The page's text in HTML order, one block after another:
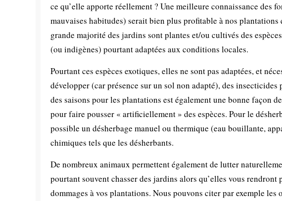
ce qu’elle apporte réellement ? Une meilleure connaissance des
mauvaises habitudes) serait bien plus profitable à nos
grande majorité des jardins sont plantes et/ou cultivés des
(ou indigènes) pourtant adaptées aux conditions locales.
Pourtant ces espèces exotiques, elles ne sont pas adaptées, et
développer (car présence sur un sol non adapté), des
des saisons pour les plantations est également une bonne façon
pour faire pousser « artificiellement » des espèces. Pour le
possible un désherbage manuel ou thermique (eau bouillante,
chimiques tels que les désherbants.
De nombreux animaux permettent également de lutter
pourtant souvent chasser des jardins alors qu’elles vous rendront
dommages à vos plantations. Nous pouvons citer par exemple